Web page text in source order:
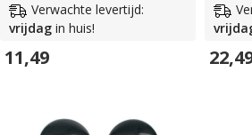
Verwachte levertijd:
vrijdag in huis!
11,49